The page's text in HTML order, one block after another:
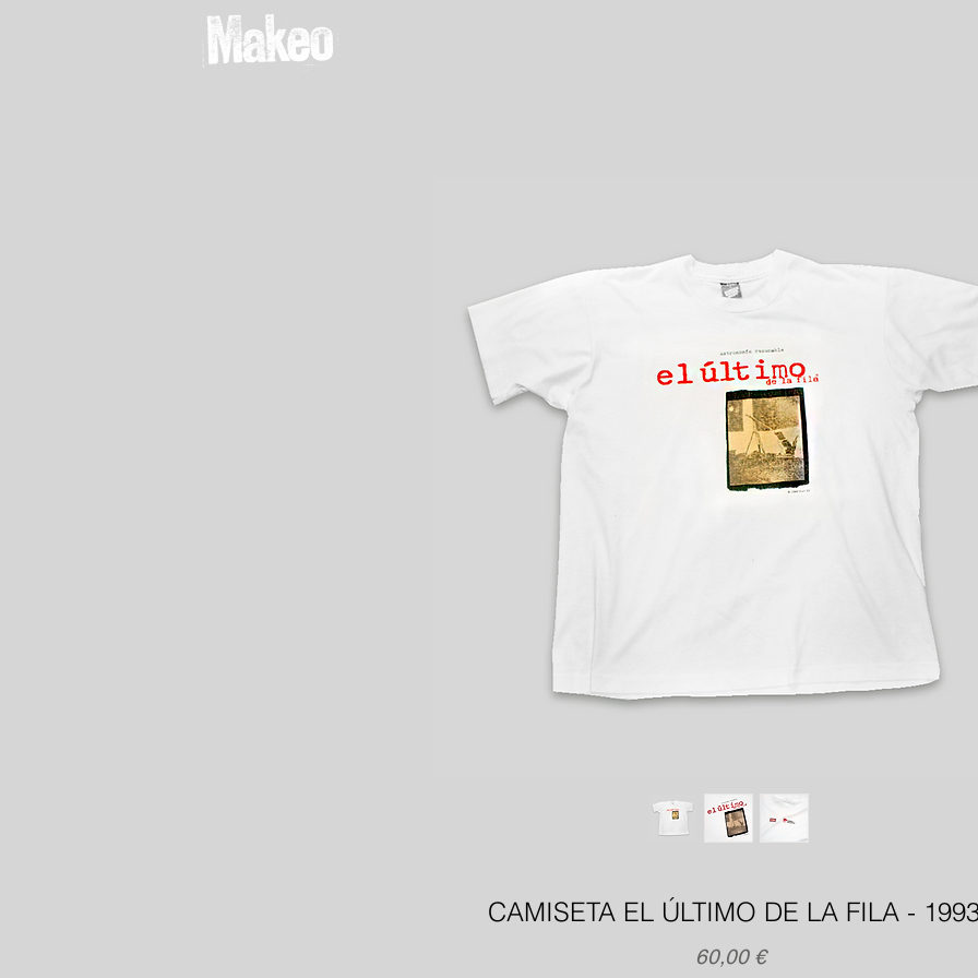
CAMISETA EL ÚLTIMO DE LA FILA -
60,00 €Precio